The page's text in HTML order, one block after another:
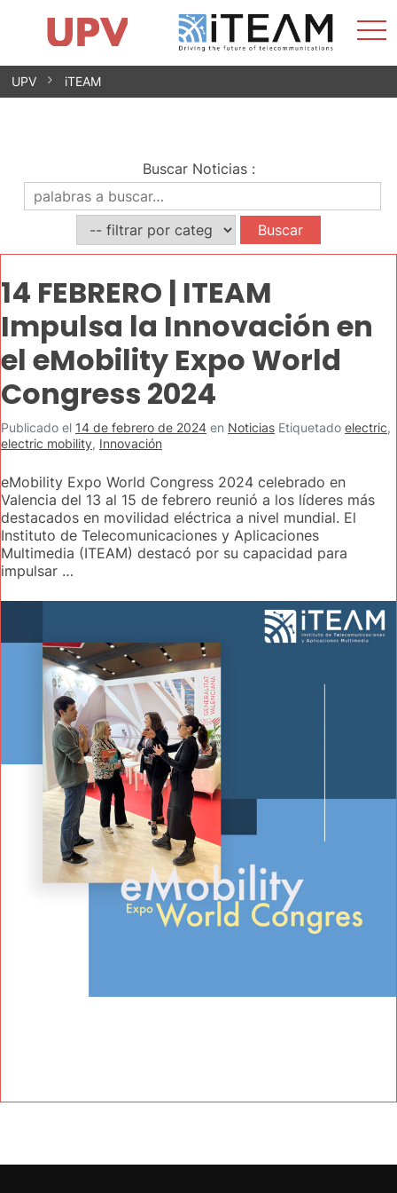
Saltar
Impacto
Grupos de investigación
Instalaciones
Spin-offs
Contacto
Prácticas
Noticias
Unidad de Igualdad
UPV iTEAM
Buscar Noticias:
14 FEBRERO | ITEAM
Impulsa la Innovación en
el eMobility Expo World
Congress 2024
Publicado el 14 de febrero de 2024 en Noticias Etiquetado electric,
electric mobility, Innovación
eMobility Expo World Congress 2024 celebrado en
Valencia del 13 al 15 de febrero reunió a los líderes más
destacados en movilidad eléctrica a nivel mundial. El
Instituto de Telecomunicaciones y Aplicaciones
Multimedia (ITEAM) destacó por su capacidad para
impulsar …